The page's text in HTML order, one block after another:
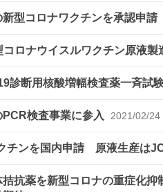
型コロナワクチンを承認申請
コロナウイスルワクチン原液
診断用核酸増幅検査薬一斉試
検査事業に参入 2021/02/24
チンを国内申請 原液生産は
抗薬を新型コロナの重症化